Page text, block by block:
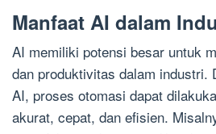
Manfaat AI dalam
AI memiliki potensi besar untuk
dan produktivitas dalam industri.
AI, proses otomasi dapat
akurat, cepat, dan efisien.